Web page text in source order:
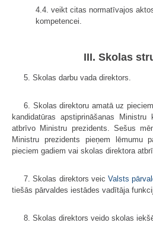
4.4. veikt citas normatīvajos
kompetencei.
III. Skolas
5. Skolas darbu vada direktors.
6. Skolas direktoru amatā uz
kandidatūras apstiprināšanas
atbrīvo Ministru prezidents. Sešus
Ministru prezidents pieņem lēmumu
pieciem gadiem vai skolas direktora
7. Skolas direktors veic Valsts
tiešās pārvaldes iestādes vadītāja
8. Skolas direktors veido skolas